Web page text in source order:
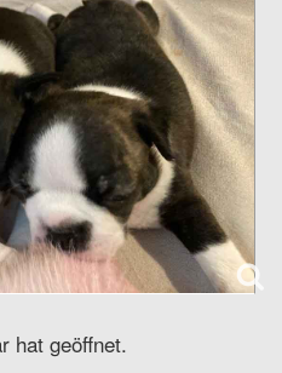
hat geöffnet.